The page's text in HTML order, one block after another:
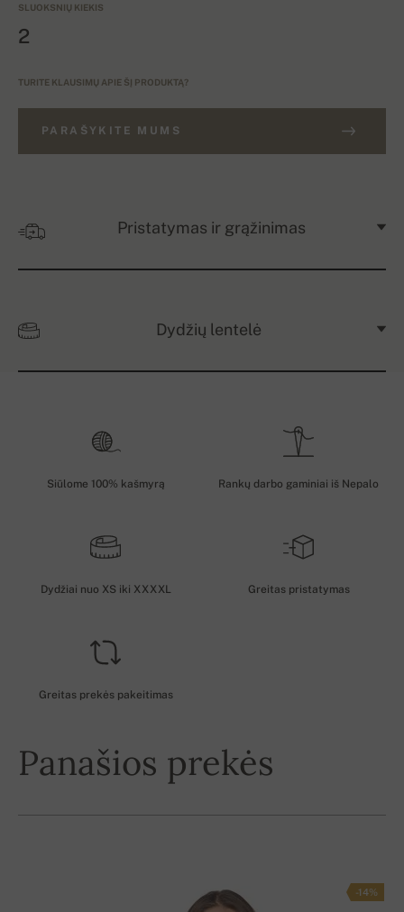
SLUOKSNIŲ KIEKIS
2
TURITE KLAUSIMŲ APIE ŠĮ PRODUKTĄ?
PARAŠYKITE MUMS
Pristatymas ir grąžinimas
Dydžių lentelė
Siūlome 100% kašmyrą Rankų darbo gaminiai iš Nepalo
Dydžiai nuo XS iki XXXXL Greitas pristatymas
Greitas prekės pakeitimas
Panašios prekės
-14%